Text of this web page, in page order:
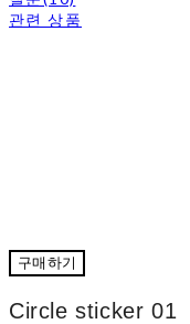
관련 상품
구매하기
Circle sticker 01